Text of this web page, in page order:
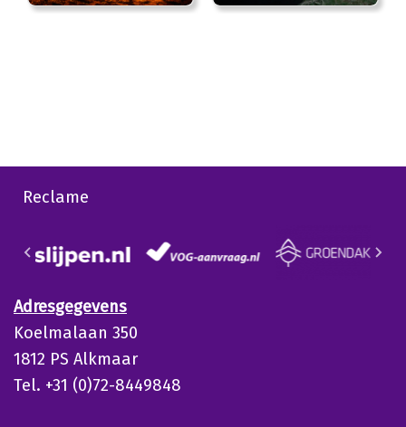
Reclame
Adresgegevens
Koelmalaan 350
1812 PS Alkmaar
Tel. +31 (0)72-8449848